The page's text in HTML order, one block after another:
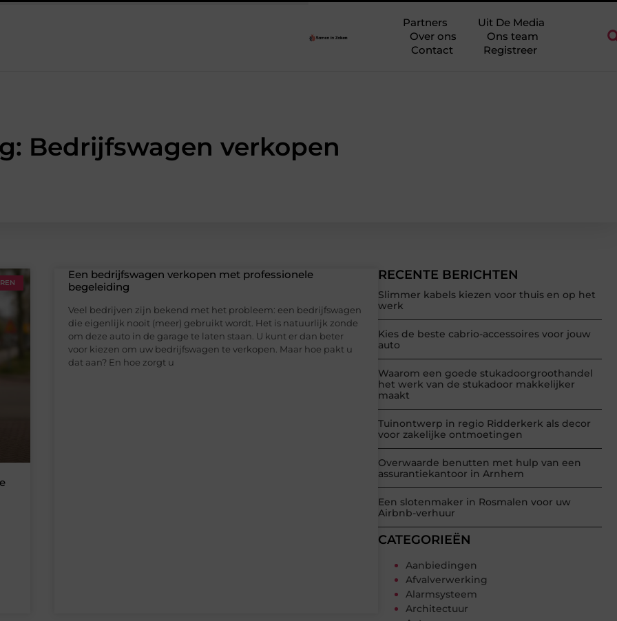
werk van de stukadoor makkelijker maakt
Partners
Uit De Media
Over ons
Ons team
Contact
Registreer
Bedrijfswagen verkopen
RECENTE BERICHTEN
Slimmer kabels kiezen voor thuis en op het
werk
Kies de beste cabrio-accessoires voor jouw
auto
Waarom een goede stukadoorgroothandel
het werk van de stukadoor makkelijker
maakt
Tuinontwerp in regio Ridderkerk als decor
voor zakelijke ontmoetingen
Overwaarde benutten met hulp van een
assurantiekantoor in Arnhem
Een slotenmaker in Rosmalen voor uw
Airbnb-verhuur
CATEGORIEËN
Aanbiedingen
Afvalverwerking
Alarmsysteem
Architectuur
Een bedrijfswagen verkopen met professionele
begeleiding
Veel bedrijven zijn bekend met het probleem: een bedrijfswagen
die eigenlijk nooit (meer) gebruikt wordt. Het is natuurlijk zonde
om deze auto in de garage te laten staan. U kunt er dan beter
voor kiezen om uw bedrijfswagen te verkopen. Maar hoe pakt u
dat aan? En hoe zorgt u